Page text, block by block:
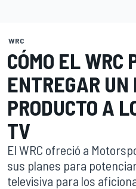
WRC
CÓMO EL WRC
ENTREGAR UN
PRODUCTO A
TV
El WRC ofreció a
sus planes para
televisiva para los